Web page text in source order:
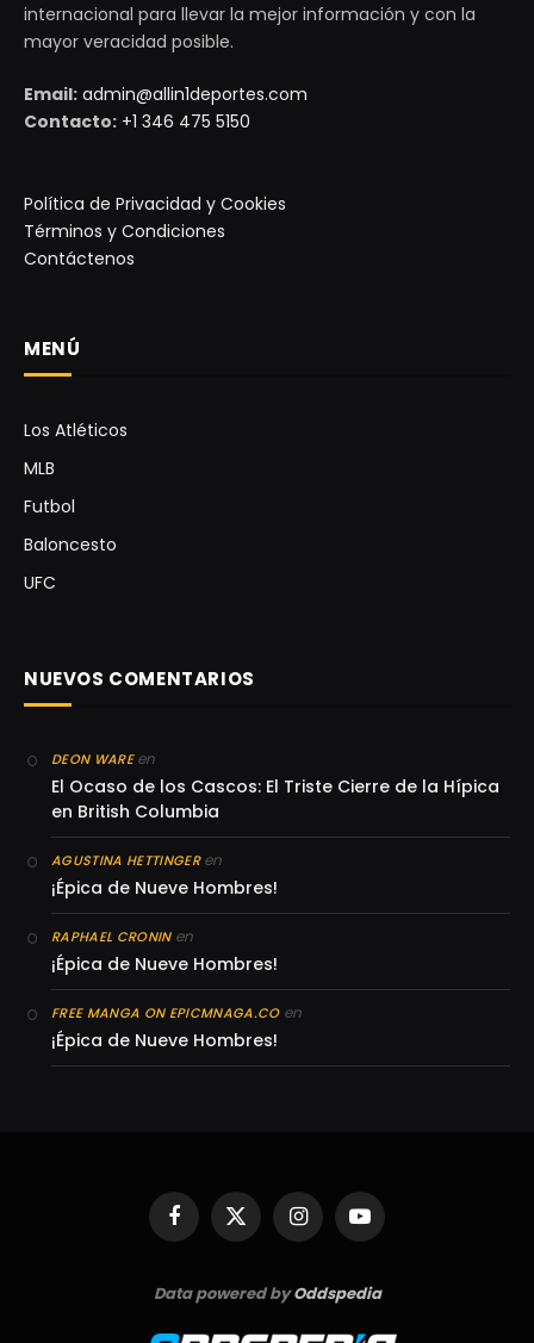
internacional para llevar la mejor información y con la
mayor veracidad posible.
Email: admin@allin1deportes.com
Contacto: +1 346 475 5150
Política de Privacidad y Cookies
Términos y Condiciones
Contáctenos
MENÚ
Los Atléticos
MLB
Futbol
Baloncesto
UFC
NUEVOS COMENTARIOS
DEON WAREen
El Ocaso de los Cascos: El Triste Cierre de la Hípica
en British Columbia
AGUSTINA HETTINGERen
¡Épica de Nueve Hombres!
RAPHAEL CRONINen
¡Épica de Nueve Hombres!
FREE MANGA ON EPICMNAGA.COen
¡Épica de Nueve Hombres!
Facebook
X
(Twitter)
InstagramYouTube
Data powered byOddspedia